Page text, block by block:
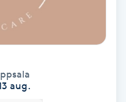
aug.